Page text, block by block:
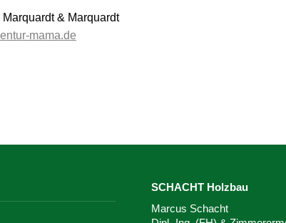
& Marquardt
mama.de
SCHACHT Holzbau
Marcus Schacht